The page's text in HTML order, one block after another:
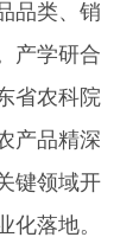
品类、销
产学研合
省农科院
产品精深
键领域开
落地。